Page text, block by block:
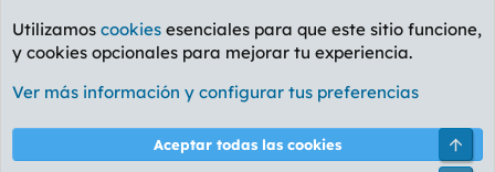
Foro General
Cookies
PL OLDSTYLE AMARILLO
Términos y reglas Política de privacidad Ayuda
Utilizamos cookies esenciales para que este sitio funcione,
y cookies opcionales para mejorar tu experiencia.
Ver más información y configurar tus preferencias
Aceptar todas las cookies